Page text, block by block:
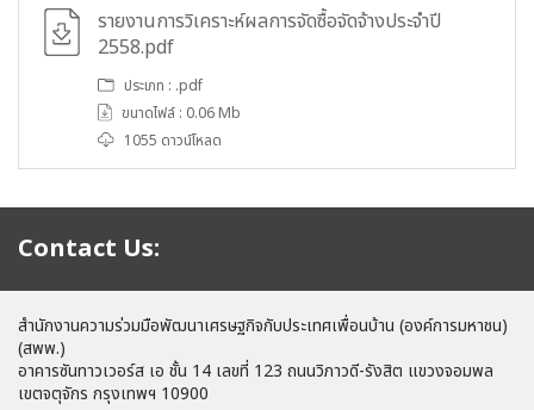
รายงานการวิเคราะห์ผลการจัดซื้อจัดจ้างประจำปี
2558.pdf
ประเภท : .pdf
ขนาดไฟล์ : 0.06 Mb
1055 ดาวน์โหลด
Contact Us:
สำนักงานความร่วมมือพัฒนาเศรษฐกิจกับประเทศเพื่อนบ้าน (องค์การมหาชน)
(สพพ.)
อาคารซันทาวเวอร์ส เอ ชั้น 14 เลขที่ 123 ถนนวิภาวดี-รังสิต แขวงจอมพล
เขตจตุจักร กรุงเทพฯ 10900